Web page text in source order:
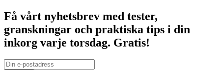
Få vårt nyhetsbrev med tester,
granskningar och praktiska tips i din
inkorg varje torsdag. Gratis!